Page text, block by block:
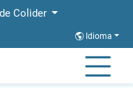
Colider
Idioma